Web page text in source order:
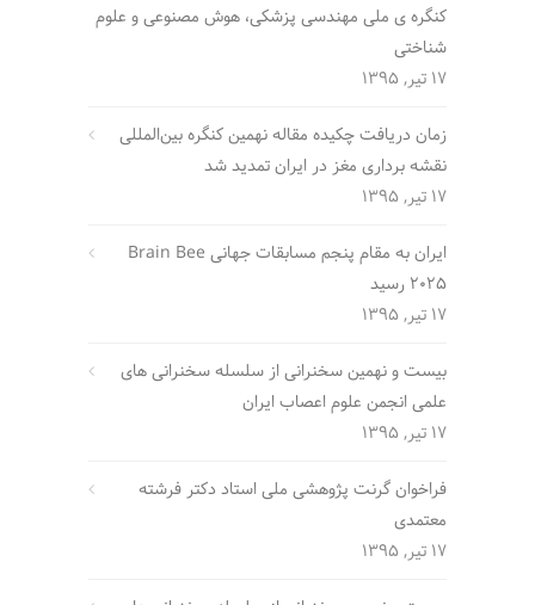
کنگره ی ملی مهندسی پزشکی، هوش مصنوعی و علوم
شناختی
17 تیر, 1395
زمان دریافت چکیده مقاله نهمین کنگره بین‌المللی
نقشه برداری مغز در ایران تمدید شد
17 تیر, 1395
ایران به مقام پنجم مسابقات جهانی Brain Bee
2025 رسید
17 تیر, 1395
بیست و نهمین سخنرانی از سلسله سخنرانی های
علمی انجمن علوم اعصاب ایران
17 تیر, 1395
فراخوان گرنت پژوهشی ملی استاد دکتر فرشته
معتمدی
17 تیر, 1395